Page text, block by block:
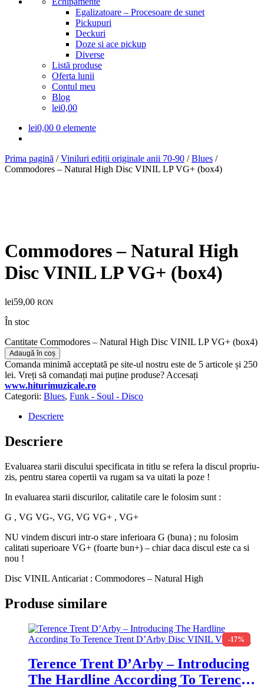
Egalizatoare – Procesoare de sunet
Pickupuri
Deckuri
Doze si ace pickup
Diverse
Listă produse
Oferta lunii
Contul meu
Blog
lei0,00
lei0,00 0 elemente
Prima pagină /Viniluri ediții originale anii 70-90 /Blues /
Commodores – Natural High Disc VINIL LP VG+ (box4)
Commodores – Natural High
Disc VINIL LP VG+ (box4)
lei59,00 RON
În stoc
Cantitate Commodores – Natural High Disc VINIL LP VG+ (box4)
Adaugă în coș
Comanda minimă acceptată pe site-ul nostru este de 5 articole și 250
lei. Vreți să comandați mai puține produse? Accesați
www.hiturimuzicale.ro
Categorii: Blues, Funk - Soul - Disco
Descriere
Descriere
Evaluarea starii discului specificata in titlu se refera la discul propriu-
zis, pentru starea copertii va rugam sa va uitati la poze !
In evaluarea starii discurilor, calitatile care le folosim sunt :
G , VG VG-, VG, VG VG+ , VG+
NU vindem discuri intr-o stare inferioara G (buna) ; nu folosim
calitati superioare VG+ (foarte bun+) – chiar daca discul este ca si
nou !
Disc VINIL Anticariat : Commodores – Natural High
Produse similare
-17%
Terence Trent D’Arby – Introducing
The Hardline According To Terence